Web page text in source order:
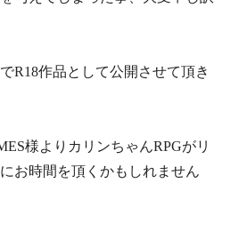
R18作品として公開させて頂き
様よりカリンちゃんRPGがリ
お時間を頂くかもしれません